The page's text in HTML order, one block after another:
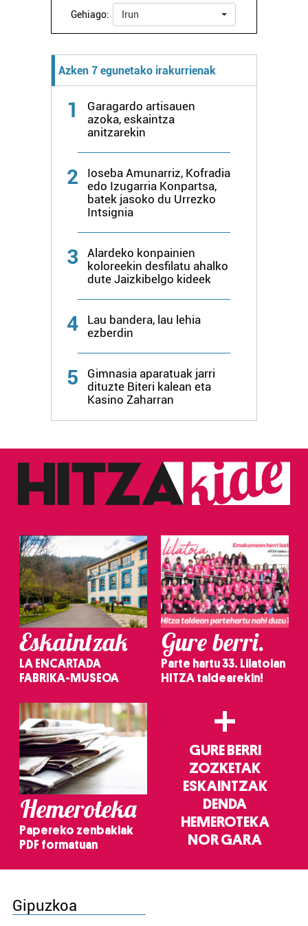
Gehiago: Irun
Azken 7 egunetako irakurrienak
1
Garagardo artisauen
azoka, eskaintza
anitzarekin
2
Ioseba Amunarriz, Kofradia
edo Izugarria Konpartsa,
batek jasoko du Urrezko
Intsignia
3
Alardeko konpainien
koloreekin desfilatu ahalko
dute Jaizkibelgo kideek
4
Lau bandera, lau lehia
ezberdin
5
Gimnasia aparatuak jarri
dituzte Biteri kalean eta
Kasino Zaharran
Eskaintzak
LA ENCARTADA
FABRIKA-MUSEOA
Gure berri.
Parte hartu 33. Lilatoian
HITZA taldearekin!
Hemeroteka
Papereko zenbakiak
PDF formatuan
+
GURE BERRI
ZOZKETAK
ESKAINTZAK
DENDA
HEMEROTEKA
NOR GARA
Gipuzkoa